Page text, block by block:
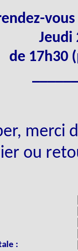
Jeudi
de 17h30
merci
ou
: